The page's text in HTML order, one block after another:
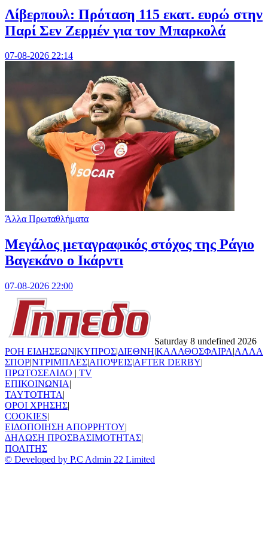
Λίβερπουλ: Πρόταση 115 εκατ. ευρώ στην
Παρί Σεν Ζερμέν για τον Μπαρκολά
07-08-2026 22:14
Άλλα Πρωταθλήματα
Μεγάλος μεταγραφικός στόχος της Ράγιο
Βαγεκάνο ο Ικάρντι
07-08-2026 22:00
Saturday 8 undefined 2026
ΡΟΗ ΕΙΔΗΣΕΩΝ|ΚΥΠΡΟΣ|ΔΙΕΘΝΗ|ΚΑΛΑΘΟΣΦΑΙΡΑ|ΑΛΛΑ
ΣΠΟΡ|ΝΤΡΙΜΠΛΕΣ|ΑΠΟΨΕΙΣ|AFTER DERBY|
ΠΡΩΤΟΣΕΛΙΔΟ | TV
ΕΠΙΚΟΙΝΩΝΙΑ|
TAYTOTHTA|
ΟΡΟΙ ΧΡΗΣΗΣ|
COOKIES|
ΕΙΔΟΠΟΙΗΣΗ ΑΠΟΡΡΗΤΟΥ|
ΔΗΛΩΣΗ ΠΡΟΣΒΑΣΙΜΟΤΗΤΑΣ|
ΠΟΛΙΤΗΣ
© Developed by P.C Admin 22 Limited